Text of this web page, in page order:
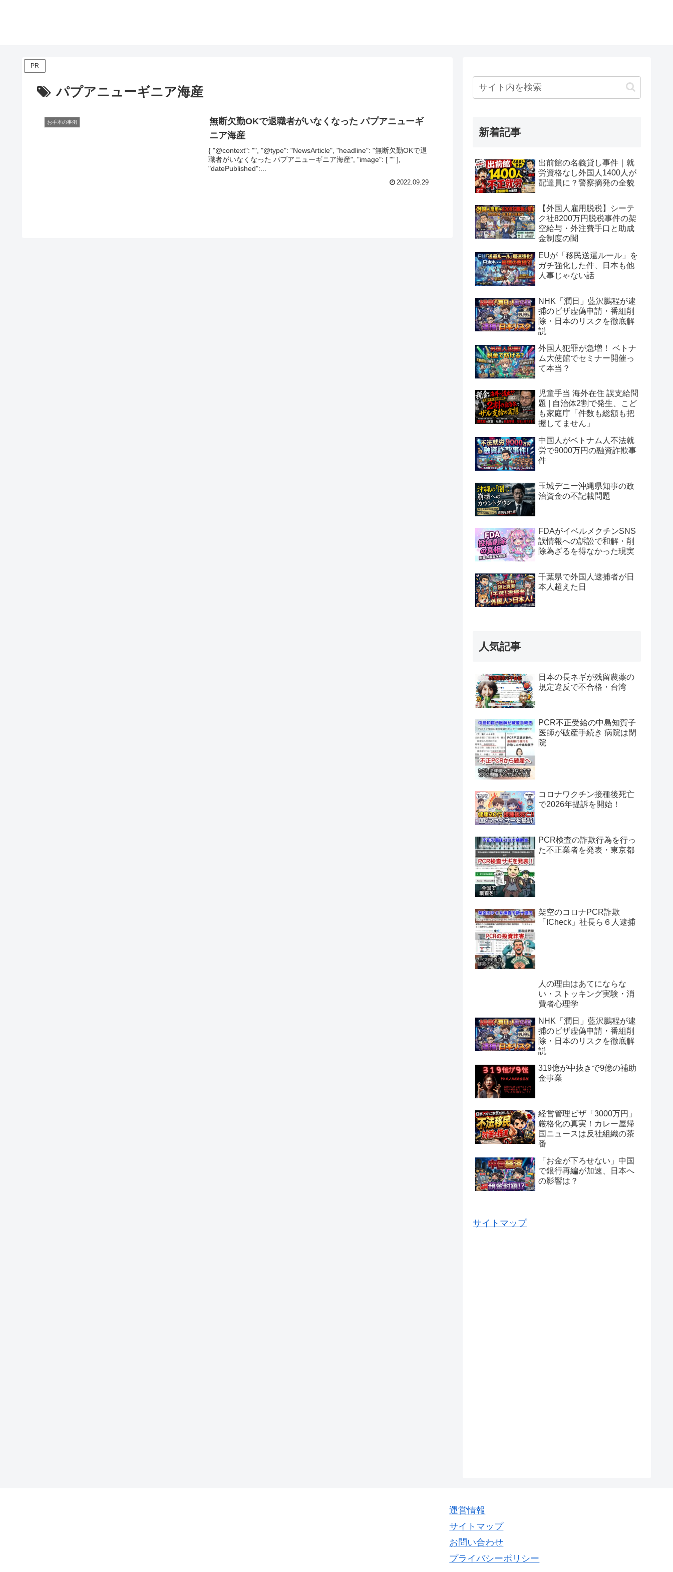
PR
パプアニューギニア海産
お手本の事例
無断欠勤OKで退職者がいなくなった パプアニューギ
ニア海産
{ "@context": "", "@type": "NewsArticle", "headline": "無断欠勤OKで退
職者がいなくなった パプアニューギニア海産", "image": [ "" ],
"datePublished":...
2022.09.29
新着記事
出前館の名義貸し事件｜就
労資格なし外国人1400人が
配達員に？警察摘発の全貌
【外国人雇用脱税】シーテ
ク社8200万円脱税事件の架
空給与・外注費手口と助成
金制度の闇
EUが「移民送還ルール」を
ガチ強化した件、日本も他
人事じゃない話
NHK「潤日」藍沢鵬程が逮
捕のビザ虚偽申請・番組削
除・日本のリスクを徹底解
説
外国人犯罪が急増！ ベトナ
ム大使館でセミナー開催っ
て本当？
児童手当 海外在住 誤支給問
題 | 自治体2割で発生、こど
も家庭庁「件数も総額も把
握してません」
中国人がベトナム人不法就
労で9000万円の融資詐欺事
件
玉城デニー沖縄県知事の政
治資金の不記載問題
FDAがイベルメクチンSNS
誤情報への訴訟で和解・削
除為ざるを得なかった現実
千葉県で外国人逮捕者が日
本人超えた日
人気記事
日本の長ネギが残留農薬の
規定違反で不合格・台湾
PCR不正受給の中島知賀子
医師が破産手続き 病院は閉
院
コロナワクチン接種後死亡
で2026年提訴を開始！
PCR検査の詐欺行為を行っ
た不正業者を発表・東京都
架空のコロナPCR詐欺
「ICheck」社長ら６人逮捕
人の理由はあてにならな
い・ストッキング実験・消
費者心理学
NHK「潤日」藍沢鵬程が逮
捕のビザ虚偽申請・番組削
除・日本のリスクを徹底解
説
319億が中抜きで9億の補助
金事業
経営管理ビザ「3000万円」
厳格化の真実！カレー屋帰
国ニュースは反社組織の茶
番
「お金が下ろせない」中国
で銀行再編が加速、日本へ
の影響は？
サイトマップ
運営情報
サイトマップ
お問い合わせ
プライバシーポリシー